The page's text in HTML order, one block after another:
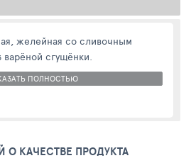
желейная со сливочным
варёной сгущёнки.
ПОЛНОСТЬЮ
О КАЧЕСТВЕ ПРОДУКТА